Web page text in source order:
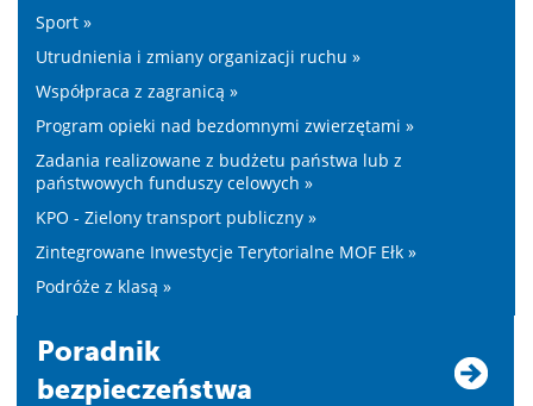
Sport »
Utrudnienia i zmiany organizacji ruchu »
Współpraca z zagranicą »
Program opieki nad bezdomnymi zwierzętami »
Zadania realizowane z budżetu państwa lub z
państwowych funduszy celowych »
KPO - Zielony transport publiczny »
Zintegrowane Inwestycje Terytorialne MOF Ełk »
Podróże z klasą »
Poradnik
bezpieczeństwa